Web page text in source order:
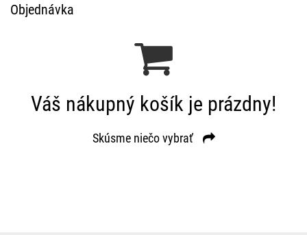
E-mail:
Objednávka
Váš nákupný košík je prázdny!
Skúsme niečo vybrať